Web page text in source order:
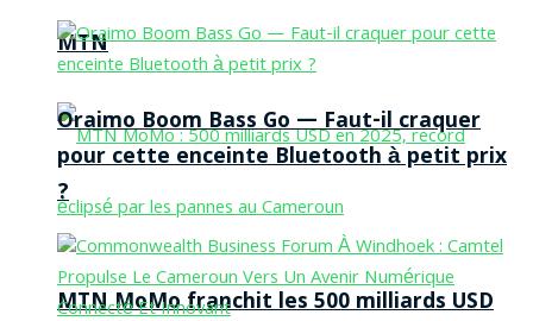
MTN
MTN MoMo franchit les 500 milliards USD
Oraimo Boom Bass Go — Faut-il craquer
pour cette enceinte Bluetooth à petit prix
?